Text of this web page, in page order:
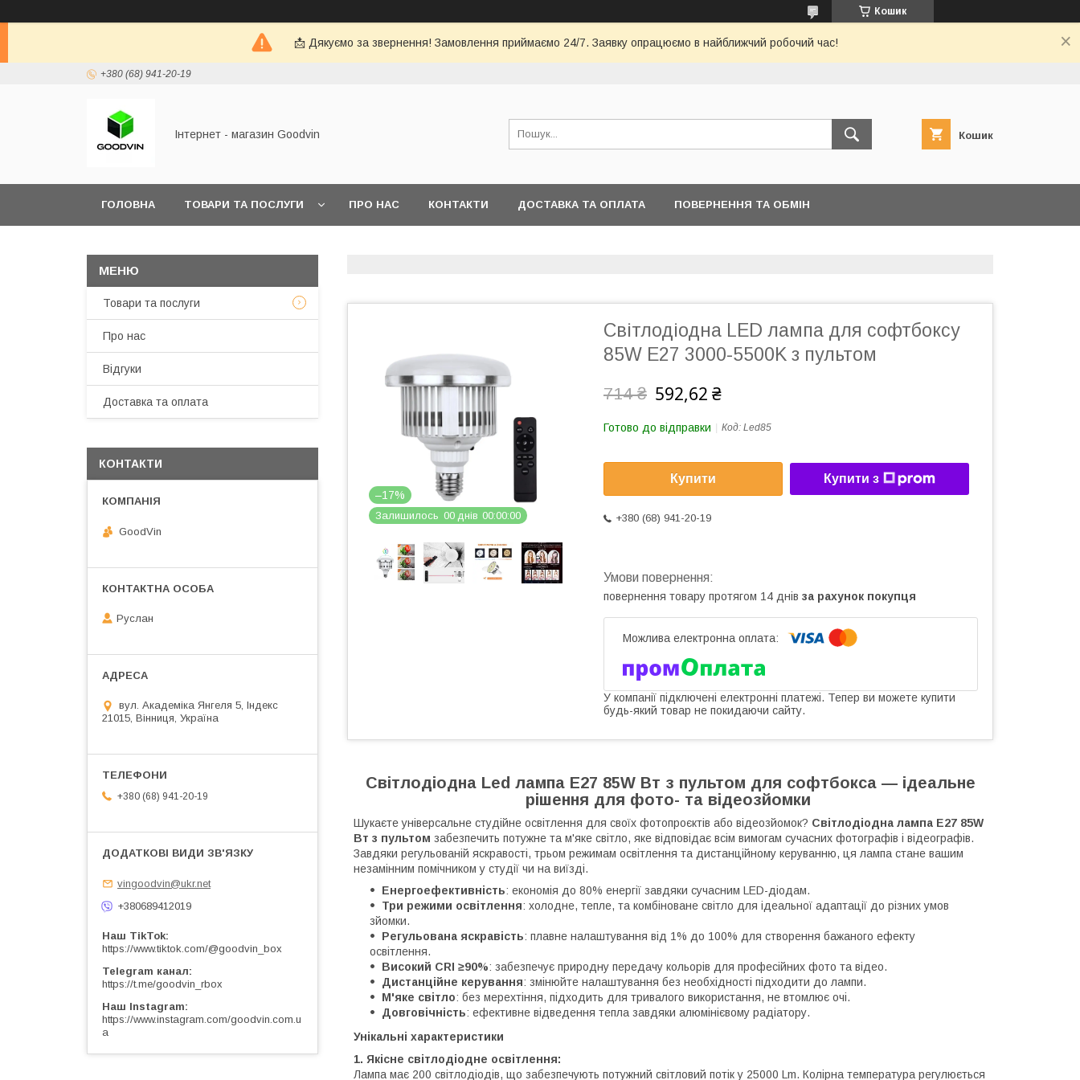
Кошик
📩 Дякуємо за звернення! Замовлення приймаємо 24/7. Заявку опрацюємо в найближчий робочий час!
+380 (68) 941-20-19
Інтернет - магазин Goodvin Кошик
ГОЛОВНА ТОВАРИ ТА ПОСЛУГИ ПРО НАС КОНТАКТИ ДОСТАВКА ТА ОПЛАТА ПОВЕРНЕННЯ ТА ОБМІН
–17%
Залишилось 00 днів 00 00 00
Світлодіодна LED лампа для софтбоксу
85W E27 3000-5500K з пультом
714 ₴ 592,62 ₴
Готово до відправки Код: Led85
Купити Купити з
+380 (68) 941-20-19
повернення товару протягом 14 днів за рахунок покупця
У компанії підключені електронні платежі. Тепер ви можете купити
будь-який товар не покидаючи сайту.
Світлодіодна Led лампа E27 85W Вт з пультом для софтбокса — ідеальне
рішення для фото- та відеозйомки
Шукаєте універсальне студійне освітлення для своїх фотопроєктів або відеозйомок? Світлодіодна лампа E27 85W
Вт з пультом забезпечить потужне та м'яке світло, яке відповідає всім вимогам сучасних фотографів і відеографів.
Завдяки регульованій яскравості, трьом режимам освітлення та дистанційному керуванню, ця лампа стане вашим
незамінним помічником у студії чи на виїзді.
Енергоефективність: економія до 80% енергії завдяки сучасним LED-діодам.
Три режими освітлення: холодне, тепле, та комбіноване світло для ідеальної адаптації до різних умов
зйомки.
Регульована яскравість: плавне налаштування від 1% до 100% для створення бажаного ефекту
освітлення.
Високий CRI ≥90%: забезпечує природну передачу кольорів для професійних фото та відео.
Дистанційне керування: змінюйте налаштування без необхідності підходити до лампи.
М'яке світло: без мерехтіння, підходить для тривалого використання, не втомлює очі.
Довговічність: ефективне відведення тепла завдяки алюмінієвому радіатору.
Унікальні характеристики
1. Якісне світлодіодне освітлення:
Лампа має 200 світлодіодів, що забезпечують потужний світловий потік у 25000 Lm. Колірна температура регулюється
Товари та послуги
Про нас
Відгуки
Доставка та оплата
КОНТАКТИ
GoodVin
Руслан
вул. Академіка Янгеля 5, Індекс
21015, Вінниця, Україна
+380 (68) 941-20-19
vingoodvin@ukr.net
+380689412019
Наш TikTok
https://www.tiktok.com/@goodvin_box
Telegram канал
https://t.me/goodvin_rbox
Наш Instagram
https://www.instagram.com/goodvin.com.u
a